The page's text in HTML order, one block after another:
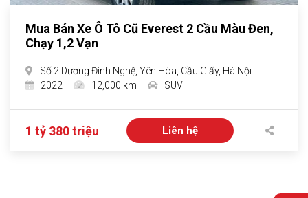
Mua Bán Xe Ô Tô Cũ Everest 2 Cầu Màu Đen,
Chạy 1,2 Vạn
Số 2 Dương Đình Nghệ, Yên Hòa, Cầu Giấy, Hà Nội
2022
12,000 km SUV
1 tỷ 380 triệu Liên hệ